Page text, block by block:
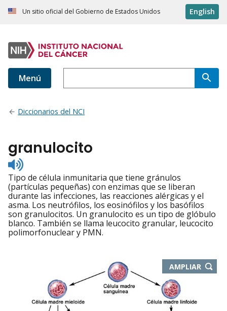
Un sitio oficial del Gobierno de Estados Unidos English
Menú
Diccionarios del NCI
granulocito
Listen
to
pronunciation
Tipo de célula inmunitaria que tiene gránulos
(partículas pequeñas) con enzimas que se liberan
durante las infecciones, las reacciones alérgicas y el
asma. Los neutrófilos, los eosinófilos y los basófilos
son granulocitos. Un granulocito es un tipo de glóbulo
blanco. También se llama leucocito granular, leucocito
polimorfonuclear y PMN.
AMPLIAR-
ABRE